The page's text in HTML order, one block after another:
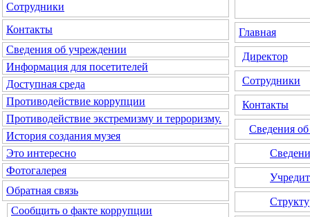
Сотрудники
Контакты
Сведения об учреждении
Информация для посетителей
Доступная среда
Противодействие коррупции
Противодействие экстремизму и терроризму.
История создания музея
Это интересно
Фотогалерея
Обратная связь
Сообщить о факте коррупции
Главная
Директор
Сотрудники
Контакты
Сведения